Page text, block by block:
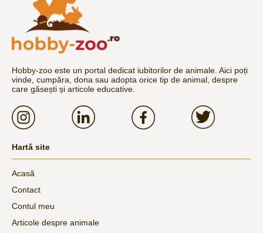
Hobby-zoo este un portal dedicat iubitorilor de animale. Aici poți
vinde, cumpăra, dona sau adopta orice tip de animal, despre
care găsești și articole educative.
Hartă site
Acasă
Contact
Contul meu
Articole despre animale